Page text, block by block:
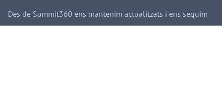
Des de Summit360 ens mantenim actualitzats i ens seguim
formant per ajustar-nos a les activitats que captiven als